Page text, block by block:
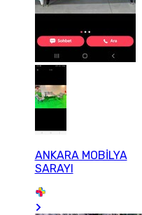
ANKARA MOBİLYA
SARAYI